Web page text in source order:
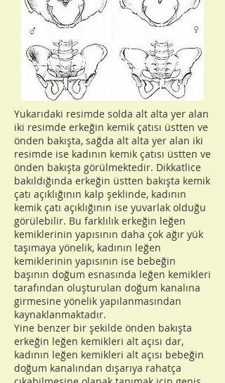
Yukarıdaki resimde solda alt alta yer alan
iki resimde erkeğin kemik çatısı üstten ve
önden bakışta, sağda alt alta yer alan iki
resimde ise kadının kemik çatısı üstten ve
önden bakışta görülmektedir. Dikkatlice
bakıldığında erkeğin üstten bakışta kemik
çatı açıklığının kalp şeklinde, kadının
kemik çatı açıklığının ise yuvarlak olduğu
görülebilir. Bu farklılık erkeğin leğen
kemiklerinin yapısının daha çok ağır yük
taşımaya yönelik, kadının leğen
kemiklerinin yapısının ise bebeğin
başının doğum esnasında leğen kemikleri
tarafından oluşturulan doğum kanalına
girmesine yönelik yapılanmasından
kaynaklanmaktadır.
Yine benzer bir şekilde önden bakışta
erkeğin leğen kemikleri alt açısı dar,
kadının leğen kemikleri alt açısı bebeğin
doğum kanalından dışarıya rahatça